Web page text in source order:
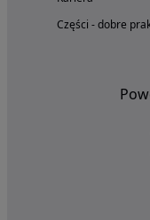
Części - dobre